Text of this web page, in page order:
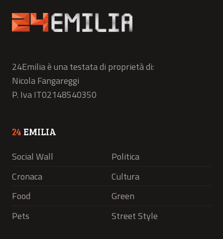
24Emilia è una testata di proprietà di:
Nicola Fangareggi
P. Iva IT02148540350
24 EMILIA
Social Wall
Politica
Cronaca
Cultura
Food
Green
Pets
Street Style